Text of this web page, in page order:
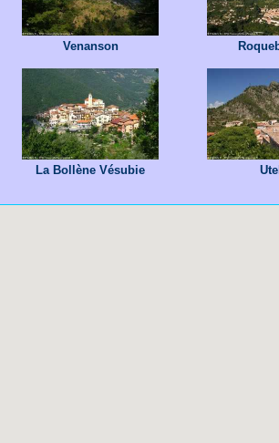
Venanson
La Bollène Vésubie